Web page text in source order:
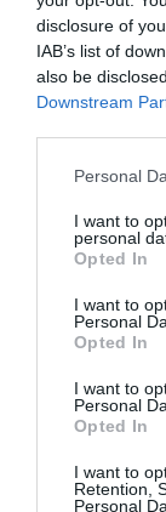
disclosure of
IAB’s list of
also be
Downstream
Please note
not limited to
grant or deny
use your data
consent section.
Personal
I want to
personal
Opted In
I want to
Personal
Opted In
I want to
Personal
Opted In
I want to
Retention,
Personal
Flic en Flac
az egyik